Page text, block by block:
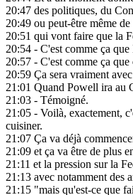
20:47 des politiques, du
20:49 ou peut-être même
20:51 qui vont faire que la
20:54 - C'est comme ça
20:57 - C'est comme ça que
20:59 Ça sera vraiment
21:01 Quand Powell ira au
21:03 - Témoigné.
21:05 - Voilà, exactement,
cuisiner.
21:07 Ça va déjà
21:09 et ça va être de plus
21:11 et la pression sur la
21:13 avec notamment des
21:15 "mais qu'est-ce que